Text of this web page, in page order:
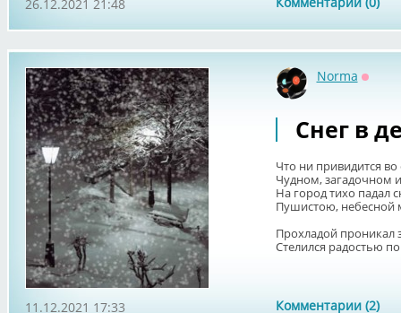
26.12.2021 21:48
Norma
Снег в
Что ни привидится во
Чудном, загадочном
На город тихо падал
Пушистою, небесной
Прохладой проникал
Стелился радостью
Комментарии (2)
11.12.2021 17:33